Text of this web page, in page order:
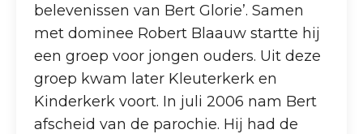
belevenissen van Bert Glorie’. Samen
met dominee Robert Blaauw startte hij
een groep voor jongen ouders. Uit deze
groep kwam later Kleuterkerk en
Kinderkerk voort. In juli 2006 nam Bert
afscheid van de parochie. Hij had de